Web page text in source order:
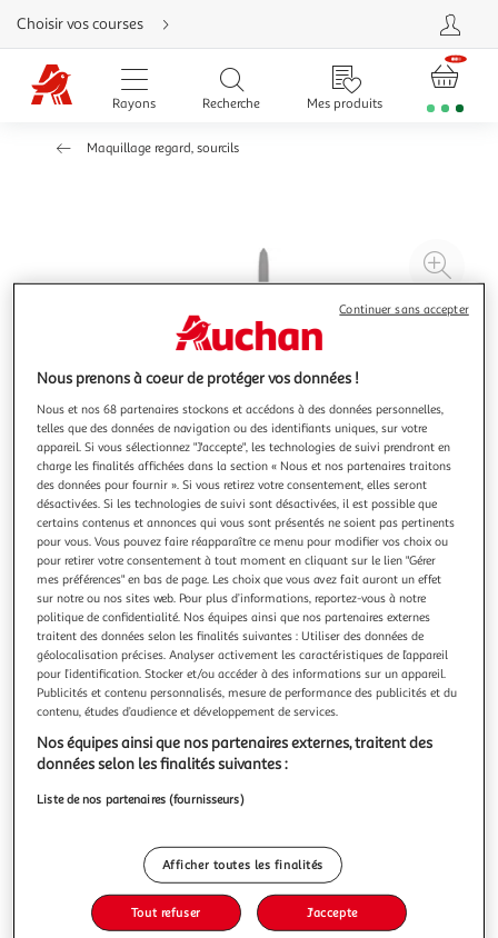
Aller
directement
au
contenu
Aller
directement
Aller
Choisir vos courses
Rayons Recherche Mes produits
Maquillage regard, sourcils
à
MAYBELLINE
Lasting drama eyeliner black out
Eyeliner crayon automatique, à la formule intense et ultra
pigmentée qui souligne le regard. 36H* de longue tenue qui
te coûte zéro drama**. Une pointe crayon automatique
ultra précise pour un tracé facile à réaliser. Un regard
souligné et intense, sans bavure et waterproof. (*Test
consommateur sur
En savoir +
Vous voulez connaître le prix de ce produit ?
Afficher le prix
Description
Nous prenons à coeur de protéger vos données !
Nous et nos 68 partenaires stockons et accédons à des données personnelles,
telles que des données de navigation ou des identifiants uniques, sur votre
appareil. Si vous sélectionnez "J'accepte", les technologies de suivi prendront en
charge les finalités affichées dans la section « Nous et nos partenaires traitons
des données pour fournir ». Si vous retirez votre consentement, elles seront
désactivées. Si les technologies de suivi sont désactivées, il est possible que
certains contenus et annonces qui vous sont présentés ne soient pas pertinents
pour vous. Vous pouvez faire réapparaître ce menu pour modifier vos choix ou
pour retirer votre consentement à tout moment en cliquant sur le lien "Gérer
mes préférences" en bas de page. Les choix que vous avez fait auront un effet
sur notre ou nos sites web. Pour plus d’informations, reportez-vous à notre
politique de confidentialité. Nos équipes ainsi que nos partenaires externes
traitent des données selon les finalités suivantes : Utiliser des données de
géolocalisation précises. Analyser activement les caractéristiques de l’appareil
pour l’identification. Stocker et/ou accéder à des informations sur un appareil.
Publicités et contenu personnalisés, mesure de performance des publicités et du
contenu, études d’audience et développement de services.
Nos équipes ainsi que nos partenaires externes, traitent des
données selon les finalités suivantes :
Liste de nos partenaires (fournisseurs)
Afficher toutes les finalités
Tout refuser J'accepte
Continuer sans accepter